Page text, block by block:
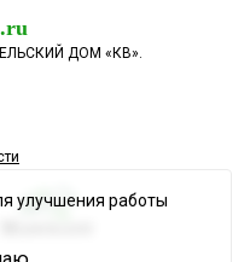
ДОМ «КВ».
улучшения работы